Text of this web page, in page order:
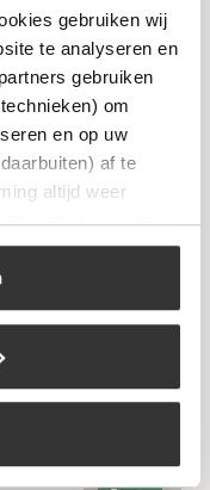
gebruiken wij
te analyseren en
gebruiken
om
en op uw
af te
altijd weer
aanpassen van
wij u naar ons